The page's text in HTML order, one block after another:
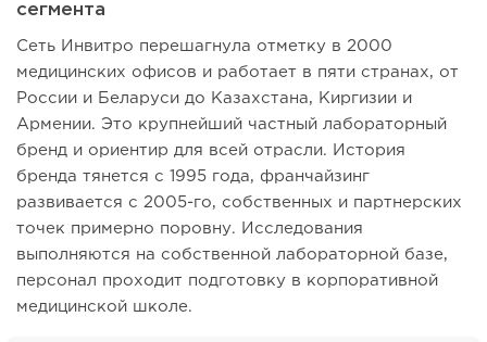
сегмента
Сеть Инвитро перешагнула отметку в 2000
медицинских офисов и работает в пяти странах, от
России и Беларуси до Казахстана, Киргизии и
Армении. Это крупнейший частный лабораторный
бренд и ориентир для всей отрасли. История
бренда тянется с 1995 года, франчайзинг
развивается с 2005-го, собственных и партнерских
точек примерно поровну. Исследования
выполняются на собственной лабораторной базе,
персонал проходит подготовку в корпоративной
медицинской школе.